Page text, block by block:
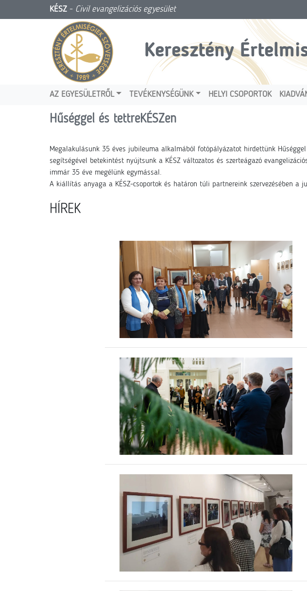
KÉSZ - Civil evangelizációs egyesület
Keresztény
AZ EGYESÜLETRŐL TEVÉKENYSÉGÜNK HELYI CSOPORTOK
Hűséggel és tettreKÉSZen
Megalakulásunk 35 éves jubileuma alkalmából fotópályázatot hirdettünk
segítségével betekintést nyújtsunk a KÉSZ változatos és szerteágazó
immár 35 éve megélünk egymással.
A kiállítás anyaga a KÉSZ-csoportok és határon túli partnereink szervezésében a
HÍREK